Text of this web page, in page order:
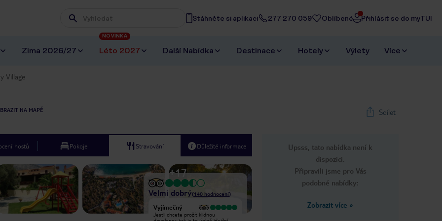
Wpisz frazę, której szukasz
Stáhněte si aplikaci 277 270 059 Oblíbené Přihlásit se do myTUI
Zima 2026/27 Léto 2027
NOVINKA
Další Nabídka Destinace Hotely Výlety Více
Village
NA MAPĚ Sdílet
Upsss, tato nabídka není k
dispozici.
Připravili jsme pro Vás
podobné nabídky:
Zobrazit více »
hostů Pokoje Stravování Důležité informace
Next slide
1/ 23
+17
Velmi dobrý(140 hodnocení)
Vyjímečný
We had a great stay in a quiet part
Vyjímečný
Jestli chcete prožít klidnou
Vyjímečný